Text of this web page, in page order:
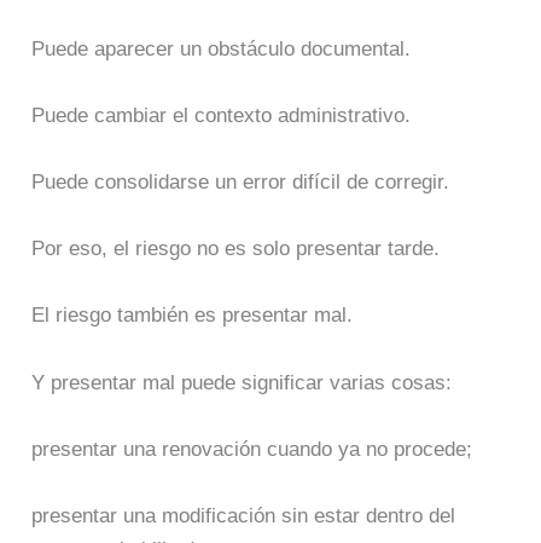
Puede aparecer un obstáculo documental.
Puede cambiar el contexto administrativo.
Puede consolidarse un error difícil de corregir.
Por eso, el riesgo no es solo presentar tarde.
El riesgo también es presentar mal.
Y presentar mal puede significar varias cosas:
presentar una renovación cuando ya no procede;
presentar una modificación sin estar dentro del